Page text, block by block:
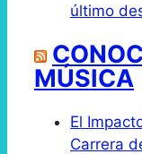
último
MÚSICA
El
Carrera